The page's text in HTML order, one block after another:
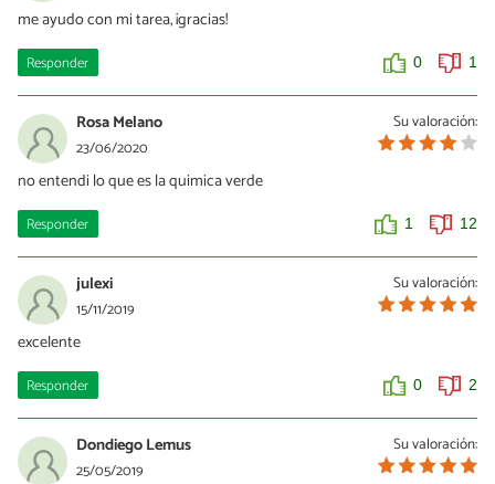
me ayudo con mi tarea, ¡gracias!
Responder 0 1
Su valoración:
Rosa Melano
23/06/2020
no entendi lo que es la quimica verde
Responder 1 12
Su valoración:
julexi
15/11/2019
excelente
Responder 0 2
Su valoración:
Dondiego Lemus
25/05/2019